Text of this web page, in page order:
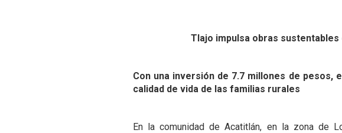
Tlajo impulsa obras
Con una inversión de 7.7 millones de pesos,
calidad de vida de las familias rurales
En la comunidad de Acatitlán, en la zona de